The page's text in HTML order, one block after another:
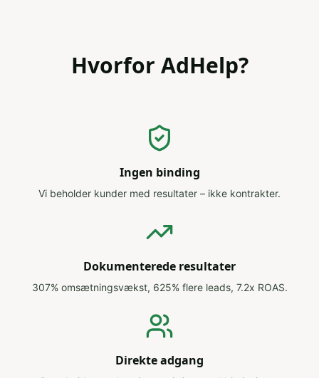
Hvorfor AdHelp?
Ingen binding
Vi beholder kunder med resultater – ikke kontrakter.
Dokumenterede resultater
307% omsætningsvækst, 625% flere leads, 7.2x ROAS.
Direkte adgang